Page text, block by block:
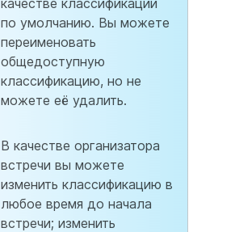
по умолчанию. Вы можете
переименовать
общедоступную
классификацию, но не
можете её удалить.
В качестве организатора
встречи вы можете
изменить классификацию в
любое время до начала
встречи; изменить